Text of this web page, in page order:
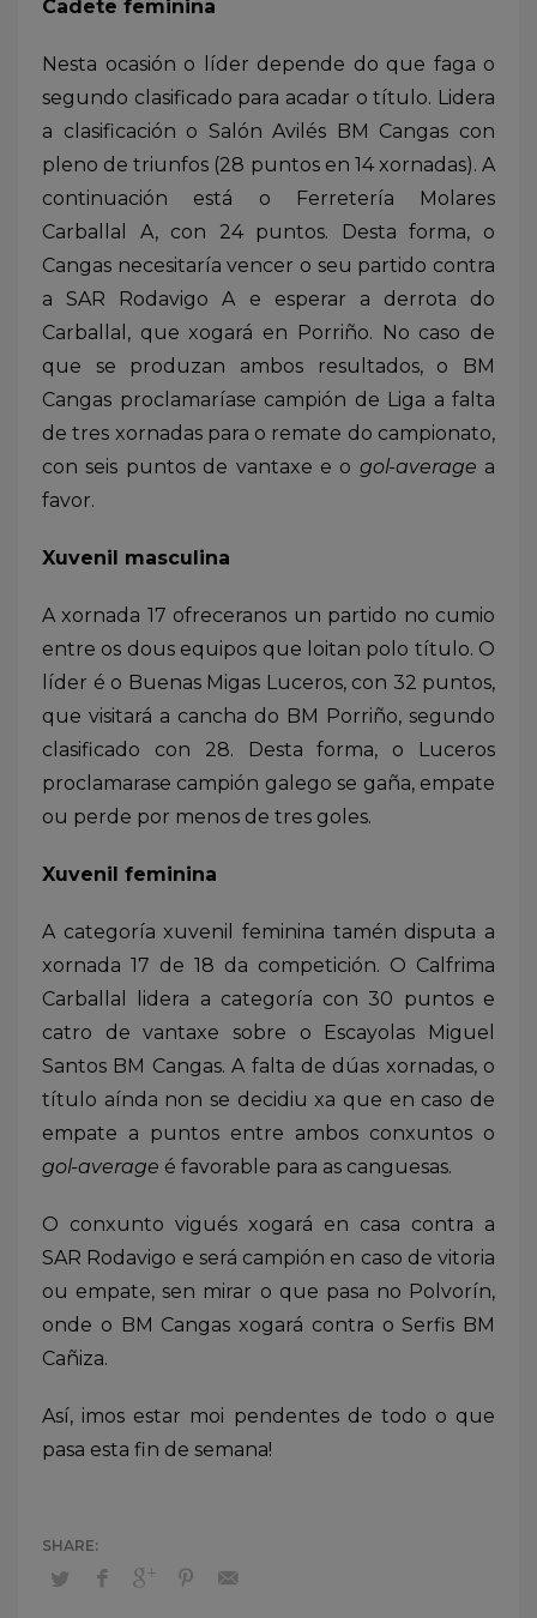
Cadete feminina
Nesta ocasión o líder depende do que faga o
segundo clasificado para acadar o título. Lidera
a clasificación o Salón Avilés BM Cangas con
pleno de triunfos (28 puntos en 14 xornadas). A
continuación está o Ferretería Molares
Carballal A, con 24 puntos. Desta forma, o
Cangas necesitaría vencer o seu partido contra
a SAR Rodavigo A e esperar a derrota do
Carballal, que xogará en Porriño. No caso de
que se produzan ambos resultados, o BM
Cangas proclamaríase campión de Liga a falta
de tres xornadas para o remate do campionato,
con seis puntos de vantaxe e o gol-average a
favor.
Xuvenil masculina
A xornada 17 ofreceranos un partido no cumio
entre os dous equipos que loitan polo título. O
líder é o Buenas Migas Luceros, con 32 puntos,
que visitará a cancha do BM Porriño, segundo
clasificado con 28. Desta forma, o Luceros
proclamarase campión galego se gaña, empate
ou perde por menos de tres goles.
Xuvenil feminina
A categoría xuvenil feminina tamén disputa a
xornada 17 de 18 da competición. O Calfrima
Carballal lidera a categoría con 30 puntos e
catro de vantaxe sobre o Escayolas Miguel
Santos BM Cangas. A falta de dúas xornadas, o
título aínda non se decidiu xa que en caso de
empate a puntos entre ambos conxuntos o
gol-average é favorable para as canguesas.
O conxunto vigués xogará en casa contra a
SAR Rodavigo e será campión en caso de vitoria
ou empate, sen mirar o que pasa no Polvorín,
onde o BM Cangas xogará contra o Serfis BM
Cañiza.
Así, imos estar moi pendentes de todo o que
pasa esta fin de semana!